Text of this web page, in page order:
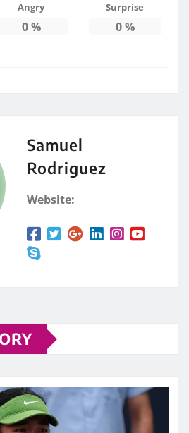
Angry
0%
Surprise
0%
Samuel
Rodriguez
Website: